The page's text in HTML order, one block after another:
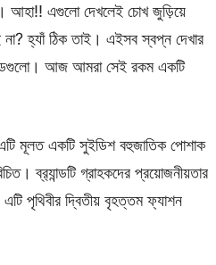
আহা!! এগুলো দেখলেই চোখ জুড়িয়ে
হ্যাঁ ঠিক তাই। এইসব স্বপ্ন দেখার
আজ আমরা সেই রকম একটি
মূলত একটি সুইডিশ বহুজাতিক পোশাক
ব্র‍্যান্ডটি গ্রাহকদের প্রয়োজনীয়তার
পৃথিবীর দ্বিতীয় বৃহত্তম ফ্যাশন